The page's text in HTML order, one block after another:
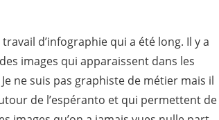
d’infographie qui a été long. Il y a
images qui apparaissent dans les
ne suis pas graphiste de métier mais il
de l’espéranto et qui permettent de